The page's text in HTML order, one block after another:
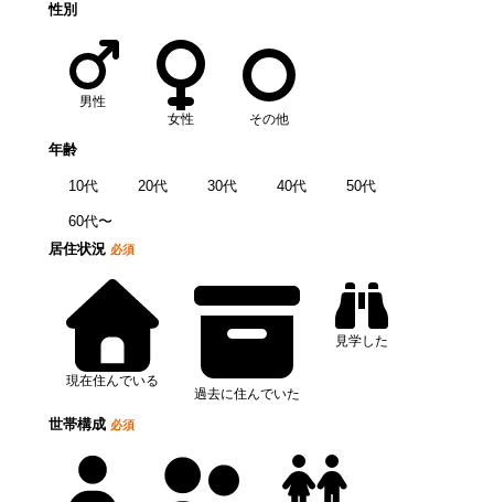
性別
男性
女性
その他
年齢
10代 20代 30代 40代 50代
60代〜
居住状況 必須
現在住んでいる
過去に住んでいた
見学した
世帯構成 必須